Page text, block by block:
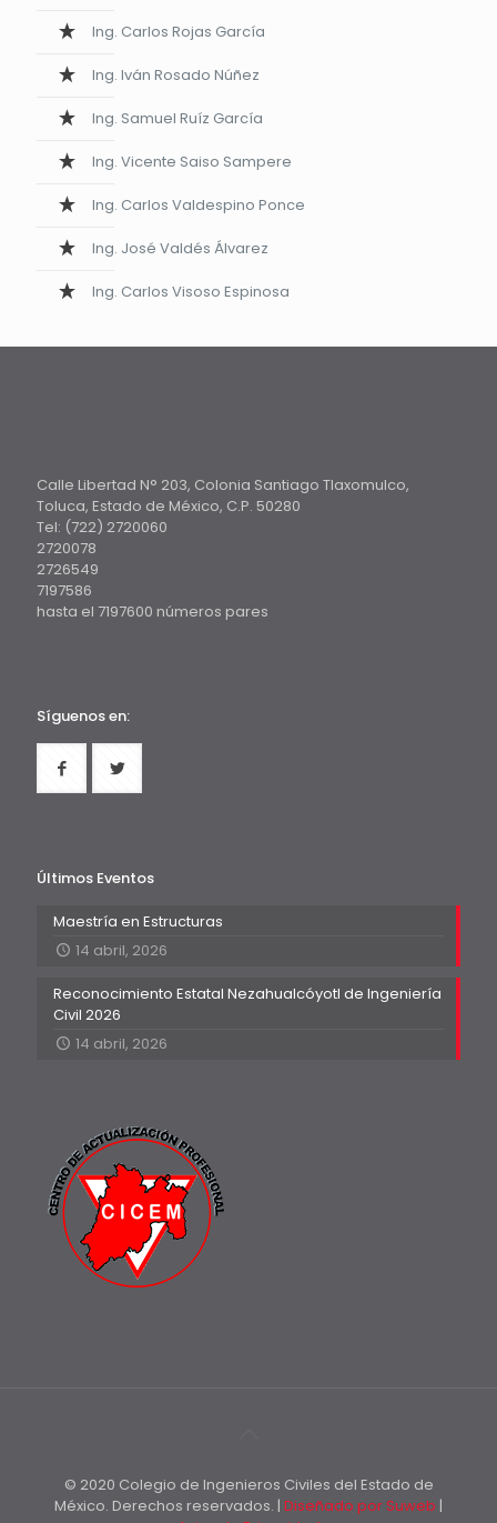
Ing. Carlos Rojas García
Ing. Iván Rosado Núñez
Ing. Samuel Ruíz García
Ing. Vicente Saiso Sampere
Ing. Carlos Valdespino Ponce
Ing. José Valdés Álvarez
Ing. Carlos Visoso Espinosa
Calle Libertad N° 203, Colonia Santiago Tlaxomulco,
Toluca, Estado de México, C.P. 50280
Tel: (722) 2720060
2720078
2726549
7197586
hasta el 7197600 números pares
Síguenos en:
Últimos Eventos
Maestría en Estructuras
14 abril, 2026
Reconocimiento Estatal Nezahualcóyotl de Ingeniería
Civil 2026
14 abril, 2026
© 2020 Colegio de Ingenieros Civiles del Estado de
México. Derechos reservados. | Diseñado por Suweb |